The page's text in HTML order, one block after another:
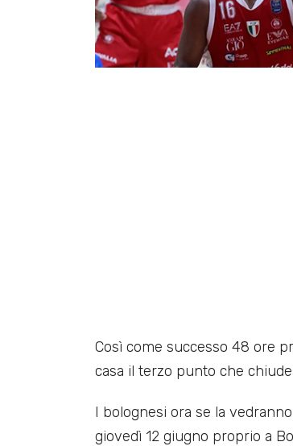
Così come successo 48 ore
casa il terzo punto che
I bolognesi ora se la
giovedì 12 giugno proprio a